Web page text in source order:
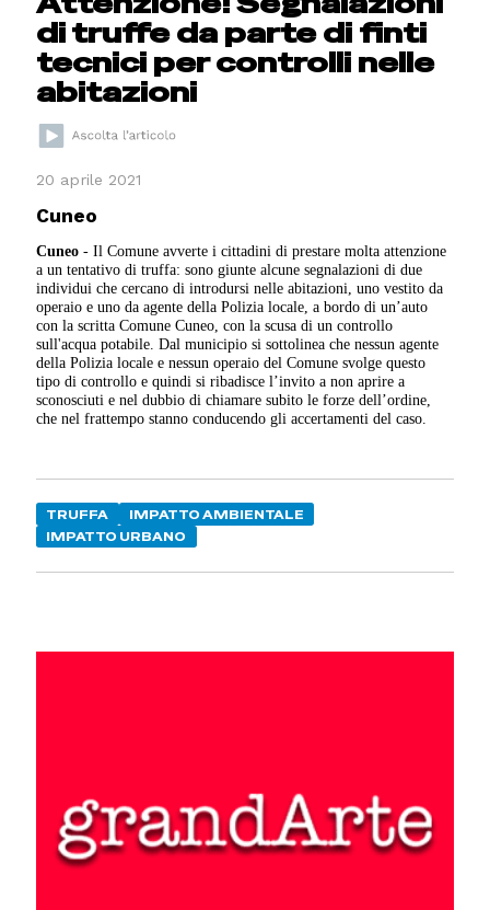
di truffe da parte di finti
tecnici per controlli nelle
abitazioni
20 aprile 2021
Cuneo
Cuneo - Il Comune avverte i cittadini di prestare molta attenzione
a un tentativo di truffa: sono giunte alcune segnalazioni di due
individui che cercano di introdursi nelle abitazioni, uno vestito da
operaio e uno da agente della Polizia locale, a bordo di un’auto
con la scritta Comune Cuneo, con la scusa di un controllo
sull'acqua potabile. Dal municipio si sottolinea che nessun agente
della Polizia locale e nessun operaio del Comune svolge questo
tipo di controllo e quindi si ribadisce l’invito a non aprire a
sconosciuti e nel dubbio di chiamare subito le forze dell’ordine,
che nel frattempo stanno conducendo gli accertamenti del caso.
TRUFFA
IMPATTO AMBIENTALE
IMPATTO URBANO